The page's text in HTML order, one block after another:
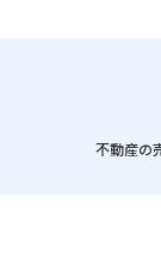
不動産の